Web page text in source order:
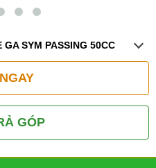
SYM PASSING 50CC
GÓP